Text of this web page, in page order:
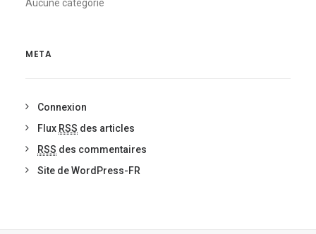
Aucune catégorie
META
Connexion
Flux RSS des articles
RSS des commentaires
Site de WordPress-FR